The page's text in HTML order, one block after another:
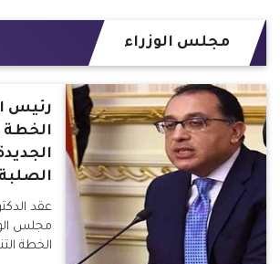
مجلس الوزراء
رئيس
الخطة
الصلبة
عقد
مجلس
الخطة